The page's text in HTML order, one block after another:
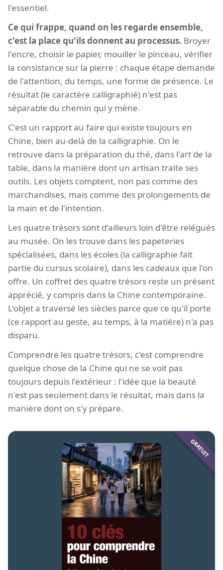
l'essentiel.
Ce qui frappe, quand on les regarde ensemble,
c'est la place qu'ils donnent au processus. Broyer
l'encre, choisir le papier, mouiller le pinceau, vérifier
la consistance sur la pierre : chaque étape demande
de l'attention, du temps, une forme de présence. Le
résultat (le caractère calligraphié) n'est pas
séparable du chemin qui y mène.
C'est un rapport au faire qui existe toujours en
Chine, bien au-delà de la calligraphie. On le
retrouve dans la préparation du thé, dans l'art de la
table, dans la manière dont un artisan traite ses
outils. Les objets comptent, non pas comme des
marchandises, mais comme des prolongements de
la main et de l'intention.
Les quatre trésors sont d'ailleurs loin d'être relégués
au musée. On les trouve dans les papeteries
spécialisées, dans les écoles (la calligraphie fait
partie du cursus scolaire), dans les cadeaux que l'on
offre. Un coffret des quatre trésors reste un présent
apprécié, y compris dans la Chine contemporaine.
L'objet a traversé les siècles parce que ce qu'il porte
(ce rapport au geste, au temps, à la matière) n'a pas
disparu.
Comprendre les quatre trésors, c'est comprendre
quelque chose de la Chine qui ne se voit pas
toujours depuis l'extérieur : l'idée que la beauté
n'est pas seulement dans le résultat, mais dans la
manière dont on s'y prépare.